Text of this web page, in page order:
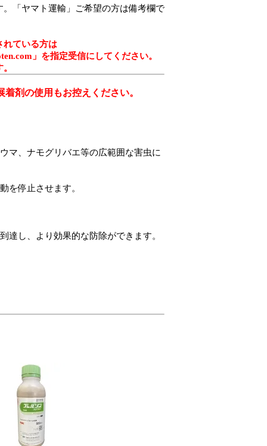
「ヤマト運輸」ご希望の方は備考欄で
れている方は
」を指定受信にしてください。
剤の使用もお控えください。
マ、ナモグリバエ等の広範囲な害虫に
を停止させます。
達し、より効果的な防除ができます。